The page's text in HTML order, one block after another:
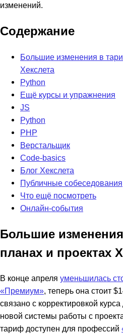
изменений.
Содержание
Большие изменения в
Хекслета
Python
Ещё курсы и упражнения
JS
Python
PHP
Верстальщик
Code-basics
Блог Хекслета
Публичные собеседования
Что ещё посмотреть
Онлайн-события
Большие
планах и проектах
В конце апреля уменьшилась
«Премиум», теперь она стоит
связано с корректировкой
новой системы работы с
тариф доступен для профессий